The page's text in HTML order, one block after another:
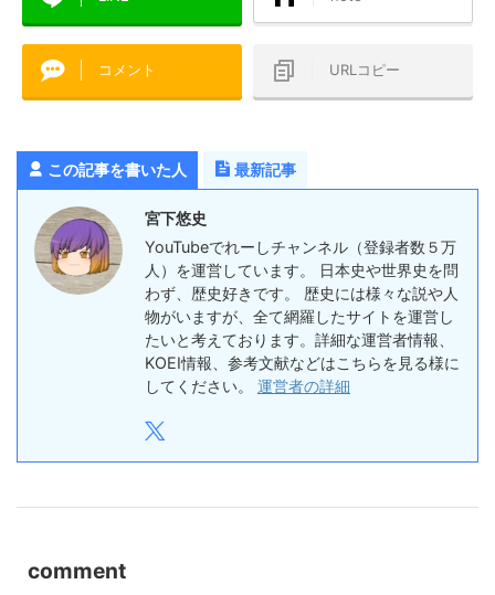
コメント URLコピー
この記事を書いた人 最新記事
宮下悠史
YouTubeでれーしチャンネル（登録者数５万
人）を運営しています。 日本史や世界史を問
わず、歴史好きです。 歴史には様々な説や人
物がいますが、全て網羅したサイトを運営し
たいと考えております。詳細な運営者情報、
KOEI情報、参考文献などはこちらを見る様に
してください。 運営者の詳細
comment